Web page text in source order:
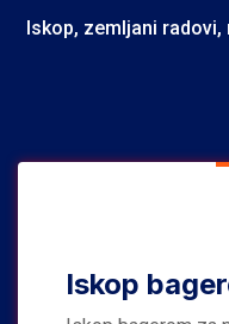
Iskop, zemljani
Iskop